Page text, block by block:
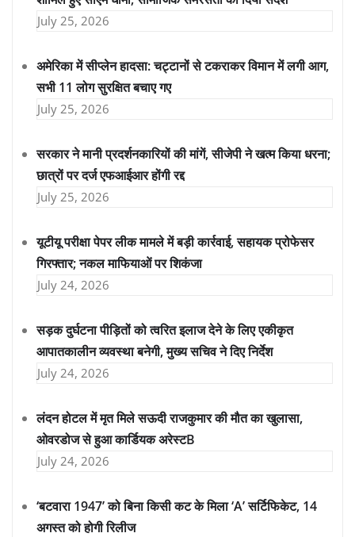
July 25, 2026
अमेरिका में सीप्लेन हादसा: चट्टानों से टकराकर विमान में लगी आग,
सभी 11 लोग सुरक्षित बचाए गए
July 25, 2026
सरकार ने मानी प्रदर्शनकारियों की मांगें, सीजेपी ने खत्म किया धरना;
छात्रों पर दर्ज एफआईआर होंगी रद्द
July 25, 2026
यूटीयू परीक्षा पेपर लीक मामले में बड़ी कार्रवाई, सहायक प्रोफेसर
गिरफ्तार; नकल माफियाओं पर शिकंजा
July 24, 2026
सड़क दुर्घटना पीड़ितों को त्वरित इलाज देने के लिए एकीकृत
आपातकालीन व्यवस्था बनेगी, मुख्य सचिव ने दिए निर्देश
July 24, 2026
लंदन होटल में मृत मिले सऊदी राजकुमार की मौत का खुलासा,
ओवरडोज से हुआ कार्डियक अरेस्टB
July 24, 2026
‘बटवारा 1947’ को बिना किसी कट के मिला ‘A’ सर्टिफिकेट, 14
अगस्त को होगी रिलीज